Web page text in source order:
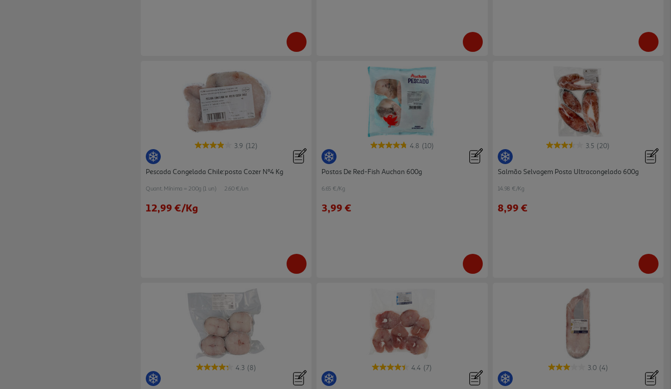
3.9 (12)
Pescada Congelada Chile:posta Cozer Nº4 Kg
Quant. Mínima = 200g (1 un) 2.60 €/un
12,99 €/Kg
4.8 (10)
Postas De Red-Fish Auchan 600g
6.65 €/Kg
3,99 €
3.5 (20)
Salmão Selvagem Posta Ultracongelado 600g
14.98 €/Kg
8,99 €
4.3 (8) 4.4 (7) 3.0 (4)